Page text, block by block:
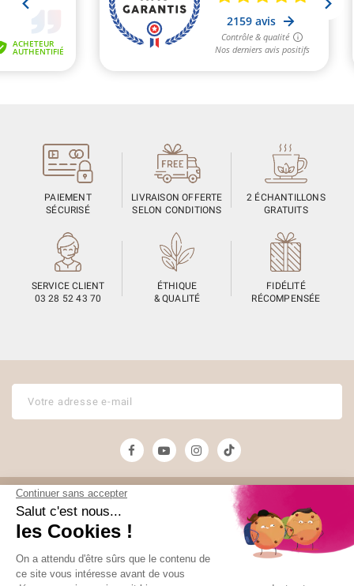
PAIEMENT
SÉCURISÉ
LIVRAISON OFFERTE
SELON CONDITIONS
2 ÉCHANTILLONS
GRATUITS
SERVICE CLIENT
03 28 52 43 70
ÉTHIQUE
& QUALITÉ
FIDÉLITÉ
RÉCOMPENSÉE
Unami
Thé
Commander
Livraison